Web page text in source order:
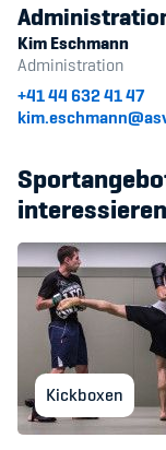
Kim Eschmann
Administration
+41 44 632 41 47
Kickboxen